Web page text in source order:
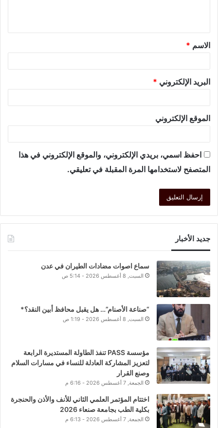
الاسم *
البريد الإلكتروني *
الموقع الإلكتروني
احفظ اسمي، بريدي الإلكتروني، والموقع الإلكتروني في هذا
المتصفح لاستخدامها المرة المقبلة في تعليقي.
جديد الأخبار
سماع اصوات مضادات الطيران في عدن
السبت, 8 أغسطس 2026 - 5:14 ص
“صناعة الأصنام”… هل يقبل محافظ أبين النقد؟*
السبت, 8 أغسطس 2026 - 1:19 ص
مؤسسة PASS تنفذ الطاولة المستديرة الرابعة
لتعزيز المشاركة العادلة للنساء في مسارات السلام
وصنع القرار
الجمعة, 7 أغسطس 2026 - 6:16 م
اختتام المؤتمر العلمي الثاني للأنف والأذن والحنجرة
بكلية الطب بجامعة صنعاء 2026
الجمعة, 7 أغسطس 2026 - 6:13 م